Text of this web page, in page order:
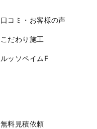
口コミ・お客様の声
こだわり施工
ルッソペイムF
無料見積依頼